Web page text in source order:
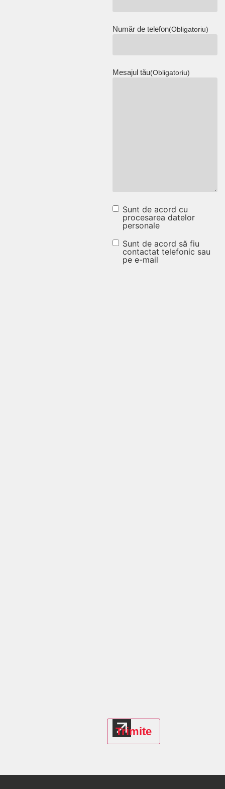
Număr de telefon(Obligatoriu)
Mesajul tău(Obligatoriu)
Sunt de acord cu
procesarea
datelor
personale
Sunt de acord cu
procesarea datelor
personale
Sunt de
acord să fiu
Sunt de acord să fiu
contactat telefonic sau
pe e-mail
Trimite